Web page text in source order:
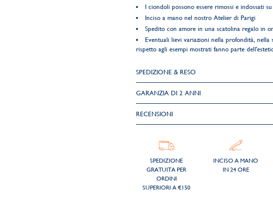
I ciondoli possono essere rimossi e indossati
Inciso a mano nel nostro Atelier di Parigi
Spedito con amore in una scatolina regalo in
Eventuali lievi variazioni nella profondità, nella
rispetto agli esempi mostrati fanno parte
SPEDIZIONE & RESO
GARANZIA DI 2 ANNI
RECENSIONI
SPEDIZIONE
GRATUITA PER
ORDINI
SUPERIORI A €150
INCISO A MANO
IN 24 ORE